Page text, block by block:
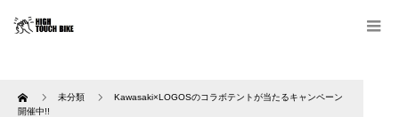
Home 未分類
Kawasaki×LOGOSのコラボテントが当たるキャンペーン
開催中!!